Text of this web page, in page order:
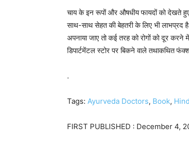
चाय के इन रूपों और औषधीय फायदों को देखते हुए
साथ-साथ सेहत की बेहतरी के लिए भी
अपनाया जाए तो कई तरह को रोगों को दूर
डिपार्टमेंटल स्टोर पर बिकने वाले तथाकथित
.
Tags: Ayurveda Doctors, Book,
FIRST PUBLISHED : December 4,